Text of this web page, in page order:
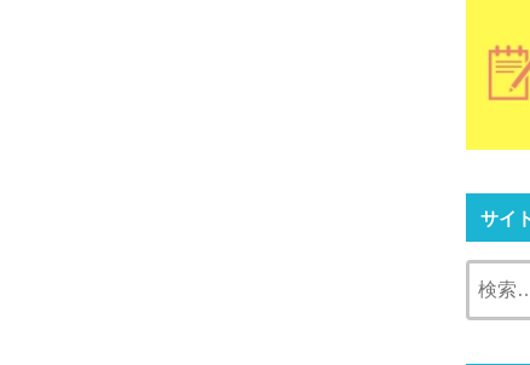
サイ